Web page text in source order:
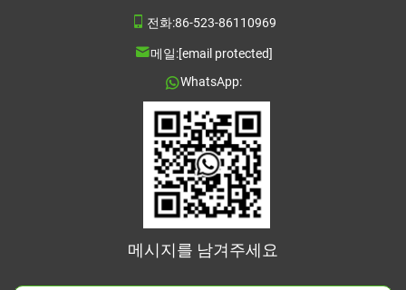
전화:86-523-86110969
메일:[email protected]
WhatsApp:
메시지를 남겨주세요